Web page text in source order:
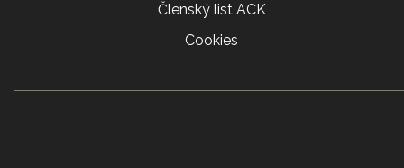
Členský list ACK
Cookies